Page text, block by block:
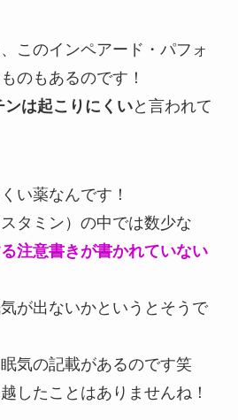
このインペアード・パフォ
のもあるのです！
ンは起こりにくいと言われて
い薬なんです！
タミン）の中では数少な
注意書きが書かれていない
が出ないかというとそうで
気の記載があるのです笑
したことはありませんね！